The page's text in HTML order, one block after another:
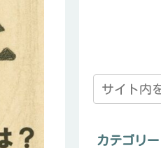
カテゴリー